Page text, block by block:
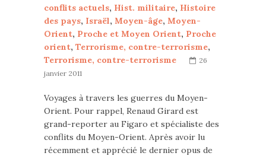
conflits actuels, Hist. militaire, Histoire
des pays, Israël, Moyen-âge, Moyen-
Orient, Proche et Moyen Orient, Proche
orient, Terrorisme, contre-terrorisme,
Terrorisme, contre-terrorisme
26
janvier 2011
Voyages à travers les guerres du Moyen-
Orient. Pour rappel, Renaud Girard est
grand-reporter au Figaro et spécialiste des
conflits du Moyen-Orient. Après avoir lu
récemment et apprécié le dernier opus de